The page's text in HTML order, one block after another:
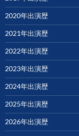
2020年出演歴
2021年出演歴
2022年出演歴
2023年出演歴
2024年出演歴
2025年出演歴
2026年出演歴